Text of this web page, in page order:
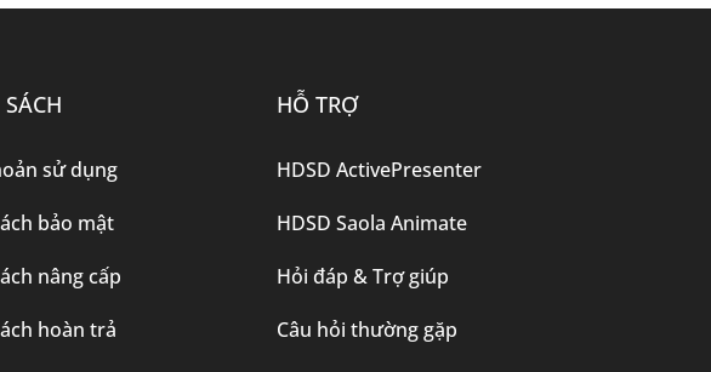
sử dụng
bảo mật
nâng cấp
hoàn trả
HỖ TRỢ
HDSD ActivePresenter
HDSD Saola Animate
Hỏi đáp & Trợ giúp
Câu hỏi thường gặp